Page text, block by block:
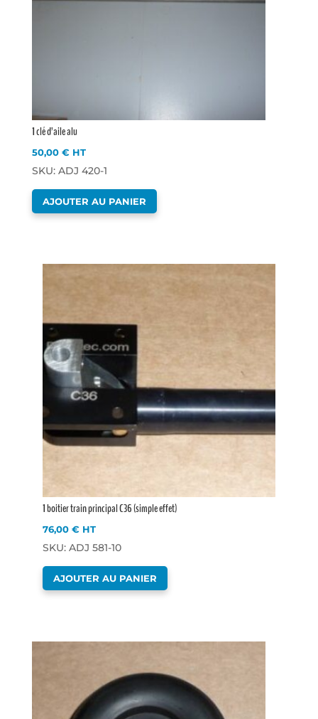
1 clé d’aile alu
50,00€ HT
SKU: ADJ 420-1
AJOUTER AU PANIER
1 boitier train principal C36 (simple effet)
76,00 € HT
SKU: ADJ 581-10
AJOUTER AU PANIER